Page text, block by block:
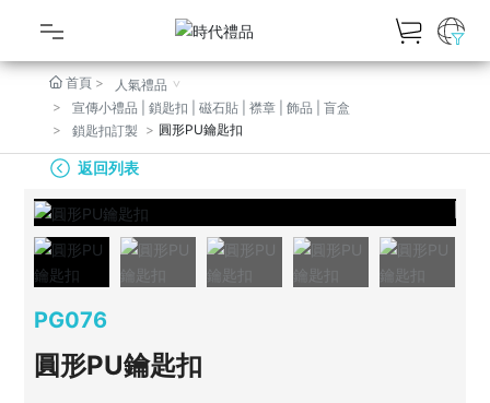
商品總覽
最新禮品
人氣禮品
作品廊
關於RUNTOO GIFT
定製流程
首頁
人氣禮品
宣傳小禮品 | 鎖匙扣 | 磁石貼 | 襟章 | 飾品 | 盲盒
鎖匙扣訂製
圓形PU鑰匙扣
返回列表
PG076
圓形PU鑰匙扣